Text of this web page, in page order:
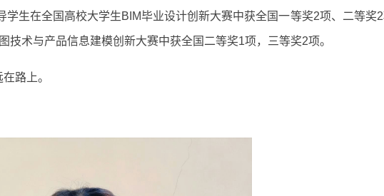
生在全国高校大学生BIM毕业设计创新大赛中获全国一等奖2项、二等奖
术与产品信息建模创新大赛中获全国二等奖1项，三等奖2项。
路上。